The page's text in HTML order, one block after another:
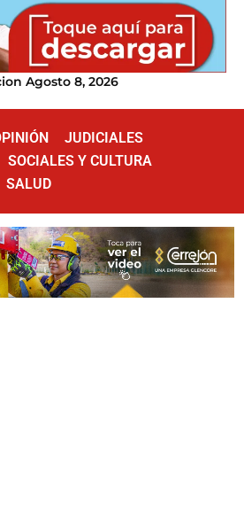
Agosto 8, 2026
JUDICIALES
SOCIALES Y CULTURA
SALUD